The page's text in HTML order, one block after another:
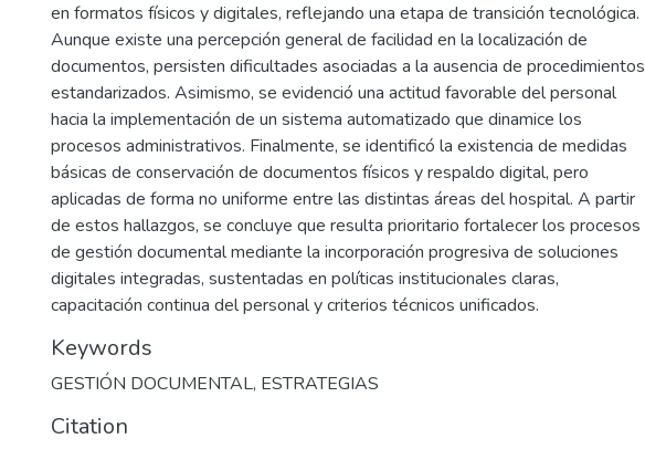
en formatos físicos y digitales, reflejando una etapa de transición tecnológica.
Aunque existe una percepción general de facilidad en la localización de
documentos, persisten dificultades asociadas a la ausencia de procedimientos
estandarizados. Asimismo, se evidenció una actitud favorable del personal
hacia la implementación de un sistema automatizado que dinamice los
procesos administrativos. Finalmente, se identificó la existencia de medidas
básicas de conservación de documentos físicos y respaldo digital, pero
aplicadas de forma no uniforme entre las distintas áreas del hospital. A partir
de estos hallazgos, se concluye que resulta prioritario fortalecer los procesos
de gestión documental mediante la incorporación progresiva de soluciones
digitales integradas, sustentadas en políticas institucionales claras,
capacitación continua del personal y criterios técnicos unificados.
Keywords
GESTIÓN DOCUMENTAL, ESTRATEGIAS
Citation